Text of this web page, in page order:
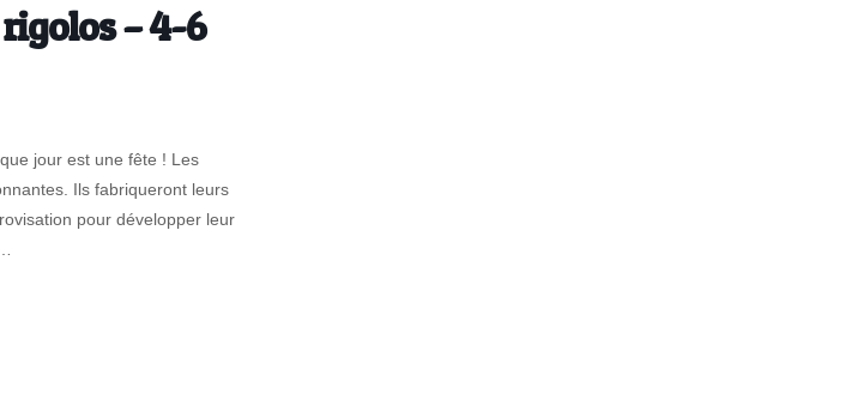
– 4-6
jour est une fête ! Les
Ils fabriqueront leurs
pour développer leur